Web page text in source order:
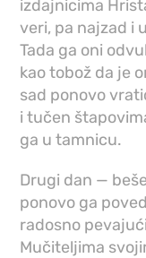
izdajnicima
veri, pa najzad i
Tada ga oni
kao tobož da je
sad ponovo
i tučen
ga u tamnicu.
Drugi dan —
ponovo ga
radosno
Mučiteljima